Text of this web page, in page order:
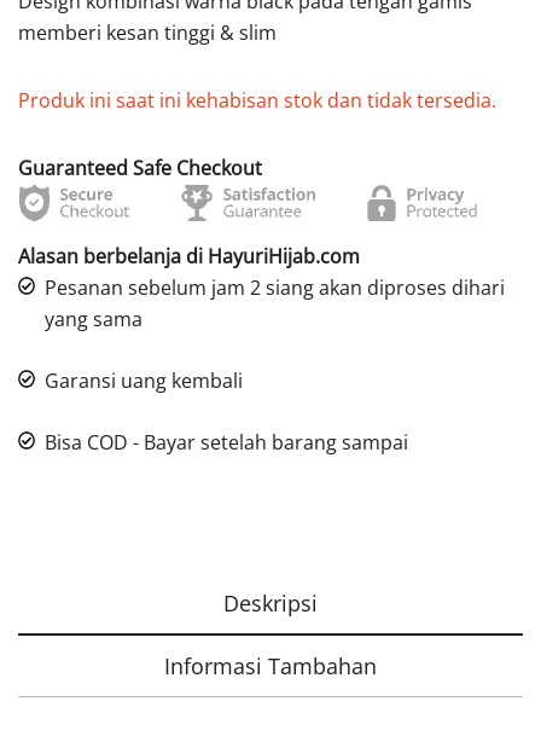
memberi kesan tinggi & slim
Produk ini saat ini kehabisan stok dan tidak tersedia.
Guaranteed Safe Checkout
Alasan berbelanja di HayuriHijab.com
Pesanan sebelum jam 2 siang akan diproses dihari
yang sama
Garansi uang kembali
Bisa COD - Bayar setelah barang sampai
Deskripsi
Informasi Tambahan